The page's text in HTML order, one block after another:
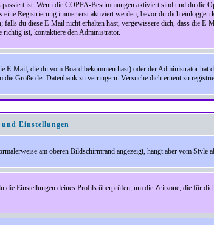
ist: Wenn die COPPA-Bestimmungen aktiviert sind und du die
Registrierung immer erst aktiviert werden, bevor du dich
du diese E-Mail nicht erhalten hast, vergewissere dich, dass die
ist, kontaktiere den Administrator.
Mail, die du vom Board bekommen hast) oder der Administrator hat
Größe der Datenbank zu verringern. Versuche dich erneut zu
und Einstellungen
am oberen Bildschirmrand angezeigt, hängt aber vom Style
Einstellungen deines Profils überprüfen, um die Zeitzone, die für